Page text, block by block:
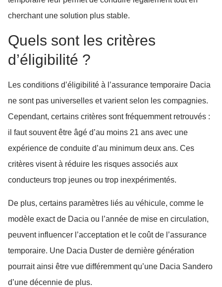
cherchant une solution plus stable.
Quels sont les critères
d’éligibilité ?
Les conditions d’éligibilité à l’assurance temporaire Dacia
ne sont pas universelles et varient selon les compagnies.
Cependant, certains critères sont fréquemment retrouvés :
il faut souvent être âgé d’au moins 21 ans avec une
expérience de conduite d’au minimum deux ans. Ces
critères visent à réduire les risques associés aux
conducteurs trop jeunes ou trop inexpérimentés.
De plus, certains paramètres liés au véhicule, comme le
modèle exact de Dacia ou l’année de mise en circulation,
peuvent influencer l’acceptation et le coût de l’assurance
temporaire. Une Dacia Duster de dernière génération
pourrait ainsi être vue différemment qu’une Dacia Sandero
d’une décennie de plus.